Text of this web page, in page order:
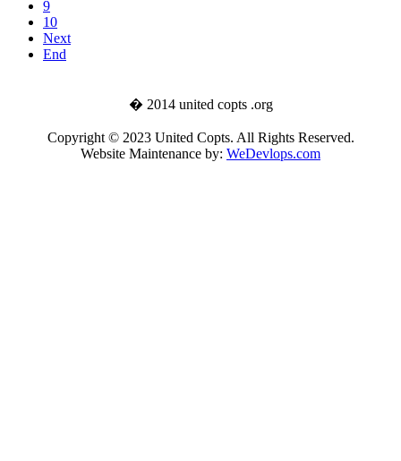
9
10
Next
End
� 2014 united copts .org
Copyright © 2023 United Copts. All Rights Reserved.
Website Maintenance by: WeDevlops.com